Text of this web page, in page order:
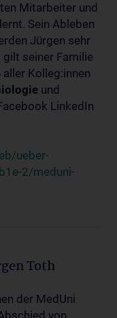
Mitarbeiter und
Sein Ableben
Jürgen sehr
seiner Familie
Kolleg:innen
und
LinkedIn
ueber-
2/meduni-
Toth
der MedUni
von